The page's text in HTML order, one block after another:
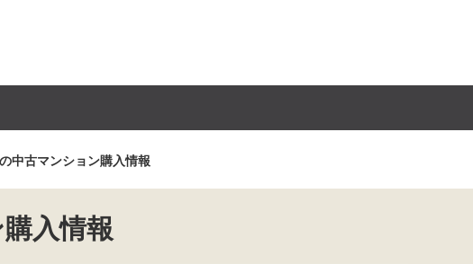
資用
中古マンション購入情報
入情報